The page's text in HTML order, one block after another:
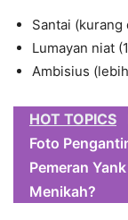
Santai (kurang
Lumayan niat
Ambisius
HOT TOPICS
Foto
Pemeran
Menikah?